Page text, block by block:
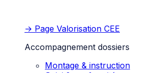
→ Page Valorisation CEE
Accompagnement dossiers
Montage & instruction